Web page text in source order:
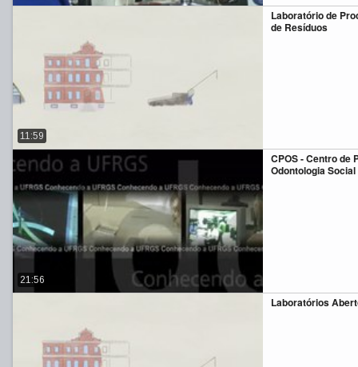
Laboratório de
de Resíduos
11:59
CPOS - Centro de
Odontologia Social
21:56
Laboratórios